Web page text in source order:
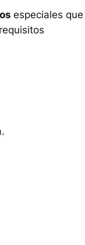
especiales que